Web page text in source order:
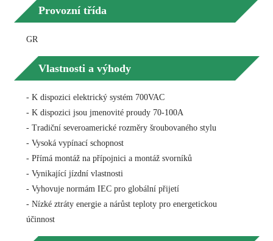
Provozní třída
GR
Vlastnosti a výhody
- K dispozici elektrický systém 700VAC
- K dispozici jsou jmenovité proudy 70-100A
- Tradiční severoamerické rozměry šroubovaného stylu
- Vysoká vypínací schopnost
- Přímá montáž na přípojnici a montáž svorníků
- Vynikající jízdní vlastnosti
- Vyhovuje normám IEC pro globální přijetí
- Nízké ztráty energie a nárůst teploty pro energetickou
účinnost